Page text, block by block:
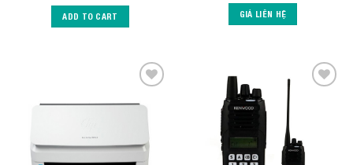
ADD TO CART GIÁ LIÊN HỆ
Wishlist